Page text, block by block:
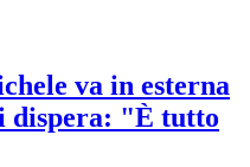
va in esterna
dispera: "È tutto